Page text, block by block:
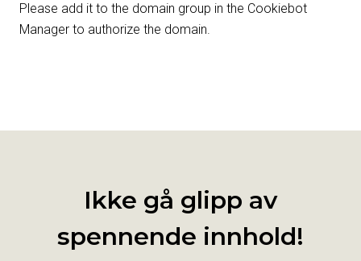
Please add it to the domain group in the Cookiebot
Manager to authorize the domain.
Ikke gå glipp av
spennende innhold!